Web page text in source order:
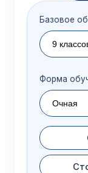
Базовое
Форма